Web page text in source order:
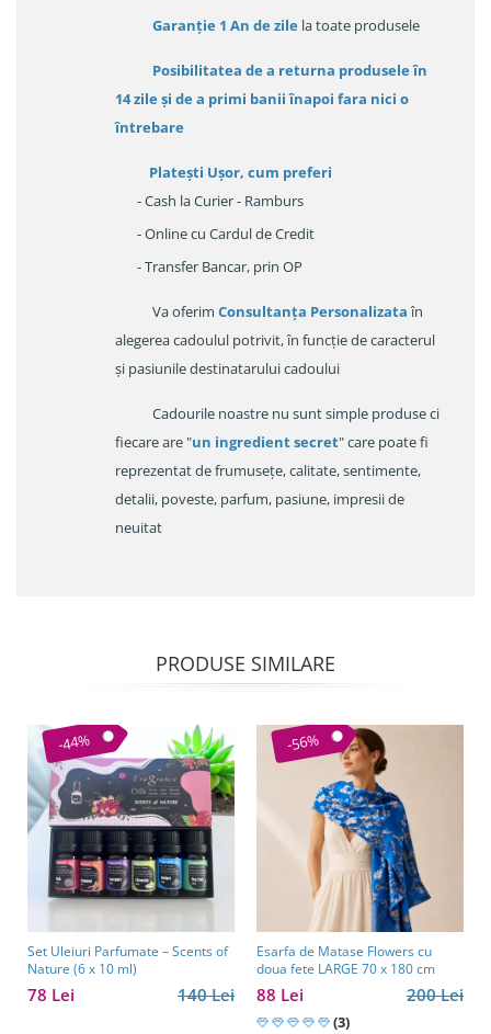
Garanție 1 An de zile la toate produsele
Posibilitatea de a returna produsele în
14 zileși de a primi banii înapoi fara nici o
întrebare
Platești Ușor, cum preferi
- Cash la Curier - Ramburs
- Online cu Cardul de Credit
- Transfer Bancar, prin OP
Va oferim Consultanța Personalizataîn
alegerea cadoulul potrivit, în funcție de caracterul
și pasiunile destinatarului cadoului
Cadourile noastre nu sunt simple produse ci
fiecare are "un ingredient secret" care poate fi
reprezentat de frumusețe, calitate, sentimente,
detalii, poveste, parfum, pasiune, impresii de
neuitat
PRODUSE SIMILARE
-44%
Set Uleiuri Parfumate – Scents of
Nature (6 x 10 ml)
140 Lei
78 Lei
-56%
Esarfa de Matase Flowers cu
doua fete LARGE 70 x 180 cm
200 Lei
88 Lei
(3)